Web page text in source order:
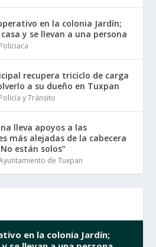
en la colonia Jardín;
y se llevan a una persona
Policiaca
recupera triciclo de carga
a su dueño en Tuxpan
Policía y Tránsito
lleva apoyos a las
más alejadas de la cabecera
están solos”
de Tuxpan